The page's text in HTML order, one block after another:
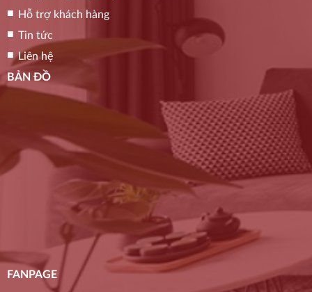
Hỗ trợ khách hàng
Tin tức
Liên hệ
BẢN ĐỒ
FANPAGE